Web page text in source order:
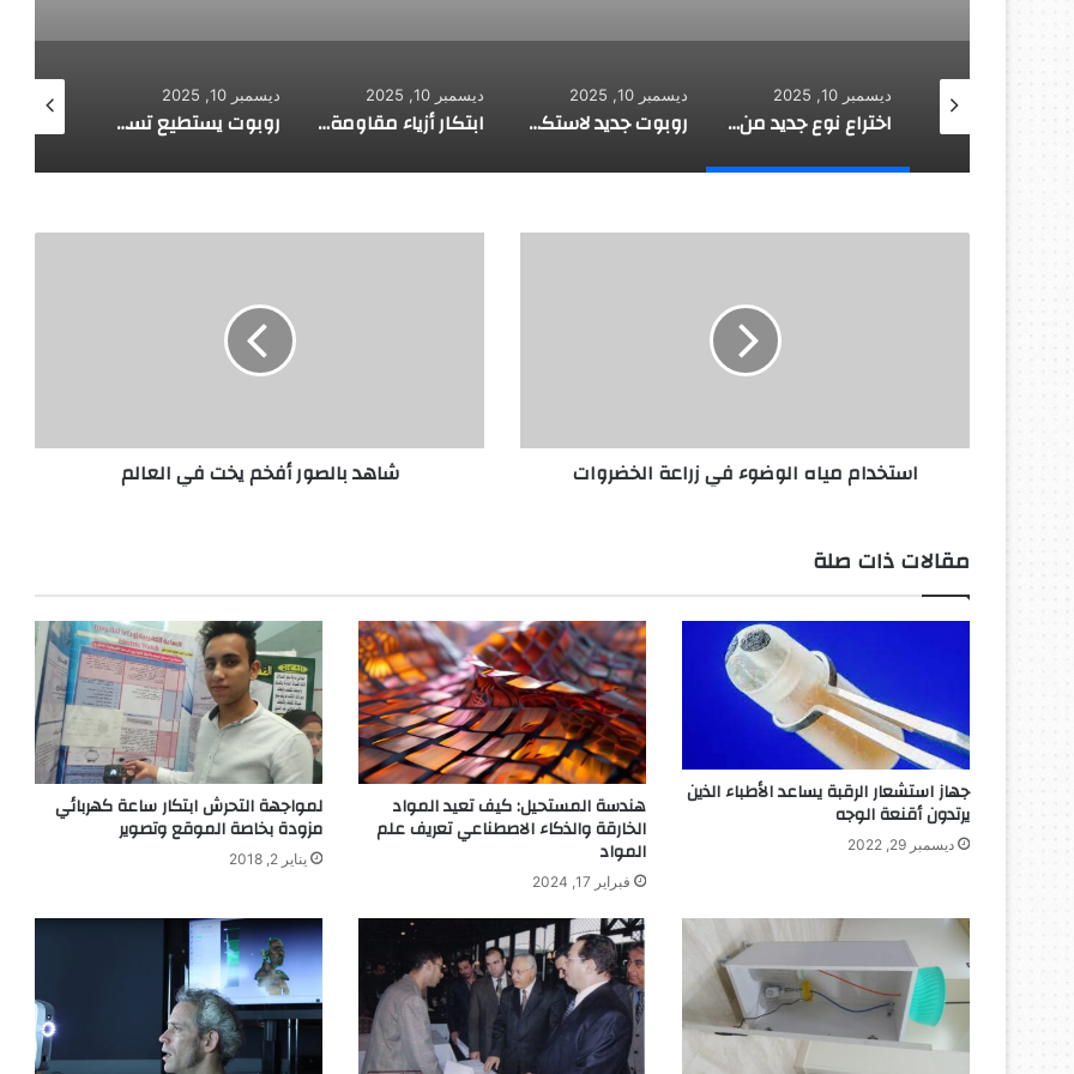
اختراع نوع جديد من المطاط يلتئم تلقائيا
ديسمبر 10, 2025
روبوت جديد لاستكشاف أعماق البحار
ديسمبر 10, 2025
ابتكار أزياء مقاومة للرصاص
ديسمبر 10, 2025
روبوت يستطيع تسلق الجدران
ديسمبر 10, 2025
روبوت جديد له قلب يشعر بالحب
ديسمبر 10, 2025
ي
و
ض
و
ر
ا
ع
ة
ا
ض
ر
و
ا
استخدام مياه الوضوء في زراعة الخضروات
و
ي
خ
ت
ف
ي
ا
ل
ع
ل
شاهد بالصور أفخم يخت في العالم
مقالات ذات صلة
جهاز استشعار الرقبة يساعد الأطباء الذين
يرتدون أقنعة الوجه
ديسمبر 29, 2022
هندسة المستحيل: كيف تعيد المواد
الخارقة والذكاء الاصطناعي تعريف علم
المواد
فبراير 17, 2024
لمواجهة التحرش ابتكار ساعة كهربائي
مزودة بخاصة الموقع وتصوير
يناير 2, 2018